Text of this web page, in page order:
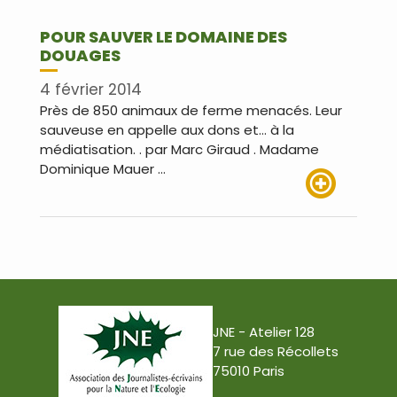
POUR SAUVER LE DOMAINE DES
DOUAGES
4 février 2014
Près de 850 animaux de ferme menacés. Leur
sauveuse en appelle aux dons et… à la
médiatisation. . par Marc Giraud . Madame
Dominique Mauer …
JNE - Atelier 128
7 rue des Récollets
75010 Paris